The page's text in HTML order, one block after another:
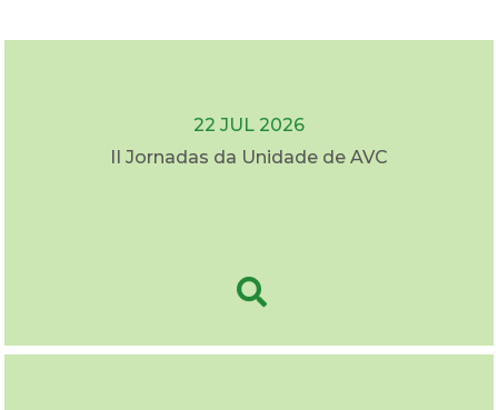
22 JUL 2026
II Jornadas da Unidade de AVC